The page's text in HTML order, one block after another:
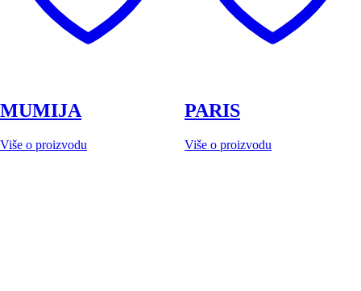
MUMIJA
Više o proizvodu
PARIS
Više o proizvodu